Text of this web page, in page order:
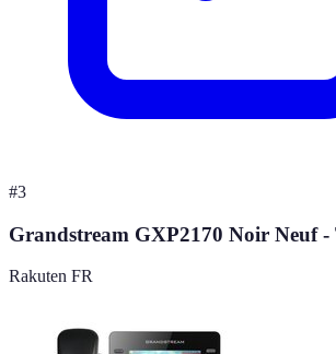
#3
Grandstream GXP2170 Noir Neuf -
Rakuten FR